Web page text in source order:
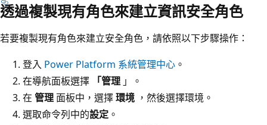
透過複製現有角色來建立資訊安全角色
若要複製現有角色來建立安全角色，請依照以下步驟操作：
登入 Power Platform 系統管理中心 。
在導航面板選擇
「管理 」。
在 管理 面板中，選擇環境 ，然後選擇環境。
選取命令列中的設定 。